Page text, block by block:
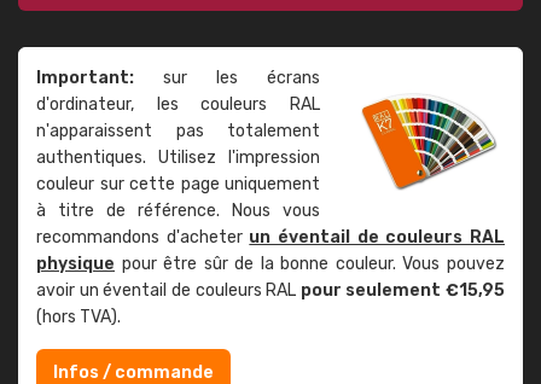
Important: sur les écrans
d'ordinateur, les couleurs RAL
n'apparaissent pas totalement
authentiques. Utilisez l'impression
couleur sur cette page uniquement
à titre de référence. Nous vous
recommandons d'acheter un éventail de couleurs RAL
physique pour être sûr de la bonne couleur. Vous pouvez
avoir un éventail de couleurs RAL pour seulement €15,95
(hors TVA).
Infos / commande